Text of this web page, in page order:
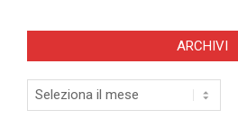
ARCHIVI
Archivi